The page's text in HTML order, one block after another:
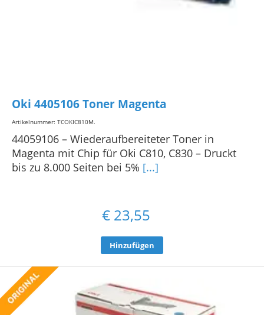
Oki 4405106 Toner Magenta
Artikelnummer: TCOKIC810M.
44059106 – Wiederaufbereiteter Toner in
Magenta mit Chip für Oki C810, C830 – Druckt
bis zu 8.000 Seiten bei 5% [...]
€ 23,55
Hinzufügen